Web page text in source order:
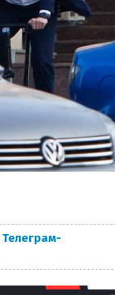
Телеграм-